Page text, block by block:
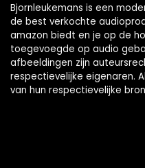
Bjornleukemans is een
de best verkochte
amazon biedt en je op de
toegevoegde op audio
afbeeldingen zijn
respectievelijke eigenaren.
van hun respectievelijke